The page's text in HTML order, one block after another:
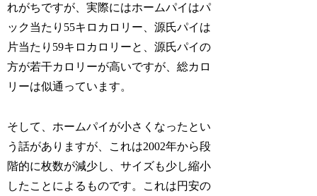
れがちですが、実際にはホームパイはパ
ック当たり55キロカロリー、源氏パイは
片当たり59キロカロリーと、源氏パイの
方が若干カロリーが高いですが、総カロ
リーは似通っています。
そして、ホームパイが小さくなったとい
う話がありますが、これは2002年から段
階的に枚数が減少し、サイズも少し縮小
したことによるものです。これは円安の